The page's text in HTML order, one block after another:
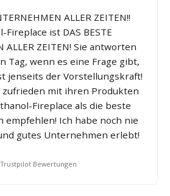
ALLER ZEITEN!!
Fireplace ist DAS BESTE
ALLER ZEITEN! Sie antworten
Tag, wenn es eine Frage gibt,
jenseits der Vorstellungskraft!
zufrieden mit ihren Produkten
Fireplace als die beste
empfehlen! Ich habe noch nie
gutes Unternehmen erlebt!
Trustpilot Bewertungen